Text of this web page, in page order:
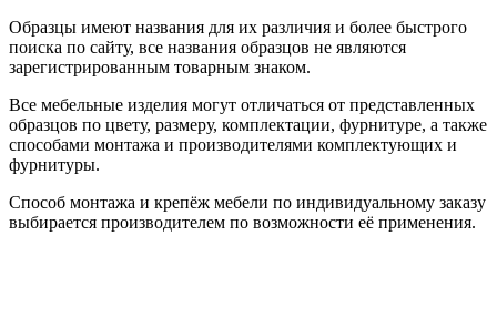
Образцы имеют названия для их различия и более быстрого
поиска по сайту, все названия образцов не являются
зарегистрированным товарным знаком.
Все мебельные изделия могут отличаться от представленных
образцов по цвету, размеру, комплектации, фурнитуре, а также
способами монтажа и производителями комплектующих и
фурнитуры.
Способ монтажа и крепёж мебели по индивидуальному заказу
выбирается производителем по возможности её применения.